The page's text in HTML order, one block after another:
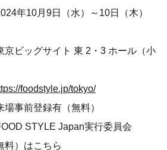
10月9日（水）～10日（木）
グサイト 東 2・3 ホール（小
foodstyle.jp/tokyo/
場事前登録有（無料）
Japan実行委員会
料）はこちら